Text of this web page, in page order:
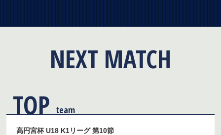
NEXT MATCH
TOP team
高円宮杯 U18 K1リーグ 第10節